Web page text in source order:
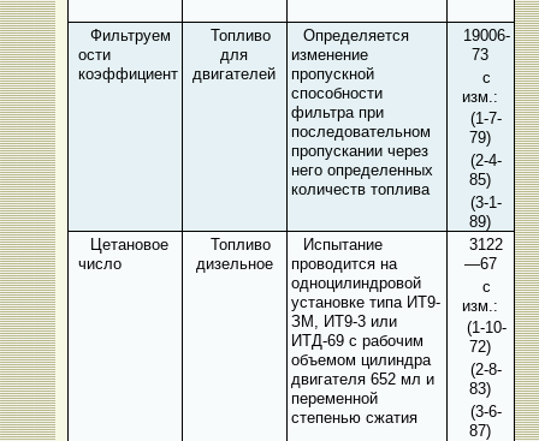
Фильтруем
ости
коэффициент
Топливо
для
двигателей
Определяется
изменение
пропускной
способности
фильтра при
последовательном
пропускании через
него определенных
количеств топлива
19006-
73
с
изм.:
(1-7-
79)
(2-4-
85)
(3-1-
89)
Цетановое
число
Топливо
дизельное
Испытание
проводится на
одноцилиндровой
установке типа ИТ9-
ЗМ, ИТ9-3 или
ИТД-69 с рабочим
объемом цилиндра
двигателя 652 мл и
переменной
степенью сжатия
3122
—67
с
изм.:
(1-10-
72)
(2-8-
83)
(3-6-
87)